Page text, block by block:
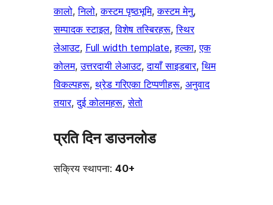
कालो, निलो, कस्टम पृष्ठभूमि, कस्टम मेनु
सम्पादक स्टाइल, विशेष तस्बिरहरू, स्थिर
लेआउट, Full width template, हल्का, एक
कोलम, उत्तरदायी लेआउट, दायाँ साइडबार, थिम
विकल्पहरू, थ्रेड गरिएका टिप्पणीहरू, अनुवाद
तयार, दुई कोलमहरू, सेतो
प्रति दिन डाउनलोड
सक्रिय स्थापना: 40+